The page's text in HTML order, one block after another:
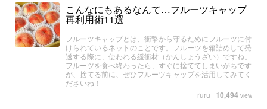
こんなにもあるなんて…フルーツキャップ
再利用術11選
フルーツキャップとは、衝撃から守るためにフルーツに付
けられているネットのことです。フルーツを箱詰めして発
送する際に、使われる緩衝材（かんしょうざい）ですね。
フルーツを食べ終わったら、すぐに捨ててしまいがちです
が、捨てる前に、ぜひフルーツキャップを活用してみてく
ださいね！
ruru | 10,494 view